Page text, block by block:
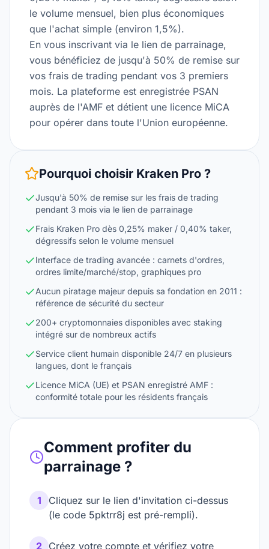
le volume mensuel, bien plus économiques
que l'achat simple (environ 1,5%).
En vous inscrivant via le lien de parrainage,
vous bénéficiez de jusqu'à 50% de remise sur
vos frais de trading pendant vos 3 premiers
mois. La plateforme est enregistrée PSAN
auprès de l'AMF et détient une licence MiCA
pour opérer dans toute l'Union européenne.
Comment profiter du
parrainage ?
1
Cliquez sur le lien d'invitation ci-dessus
(le code 5pktrr8j est pré-rempli).
2 Créez votre compte et vérifiez votre
Pourquoi choisir Kraken Pro ?
Jusqu'à 50% de remise sur les frais de trading
pendant 3 mois via le lien de parrainage
Frais Kraken Pro dès 0,25% maker / 0,40% taker,
dégressifs selon le volume mensuel
Interface de trading avancée : carnets d'ordres,
ordres limite/marché/stop, graphiques pro
Aucun piratage majeur depuis sa fondation en 2011 :
référence de sécurité du secteur
200+ cryptomonnaies disponibles avec staking
intégré sur de nombreux actifs
Service client humain disponible 24/7 en plusieurs
langues, dont le français
Licence MiCA (UE) et PSAN enregistré AMF :
conformité totale pour les résidents français